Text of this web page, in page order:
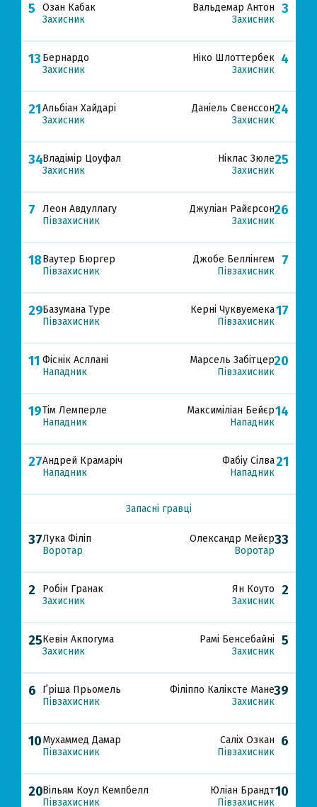
5
Озан Кабак
Захисник
13 Бернардо
Захисник
21Альбіан Хайдарі
Захисник
34Владімір Цоуфал
Захисник
7
Леон Авдуллагу
Півзахисник
18Ваутер Бюргер
Півзахисник
29Базумана Туре
Півзахисник
11 Фіснік Асллані
Нападник
19Тім Лемперле
Нападник
27Андрей Крамаріч
Нападник
3
Вальдемар Антон
Захисник
4
Ніко Шлоттербек
Захисник
24
Даніель Свенссон
Захисник
25
Ніклас Зюле
Захисник
26
Джуліан Райєрсон
Захисник
7
Джобе Беллінгем
Півзахисник
17
Керні Чуквуемека
Півзахисник
20
Марсель Забітцер
Півзахисник
14
Максиміліан Бейєр
Нападник
21
Фабіу Сілва
Нападник
Запасні гравці
37Лука Філіп
Воротар
2
Робін Гранак
Захисник
25Кевін Акпогума
Захисник
6
Ґріша Прьомель
Півзахисник
10Мухаммед Дамар
Півзахисник
20Вільям Коул Кемпбелл
Півзахисник
33
Олександр Мейєр
Воротар
2
Ян Коуто
Захисник
5
Рамі Бенсебайні
Захисник
39
Філіппо Каліксте Мане
Захисник
6
Саліх Озкан
Півзахисник
10
Юліан Брандт
Півзахисник